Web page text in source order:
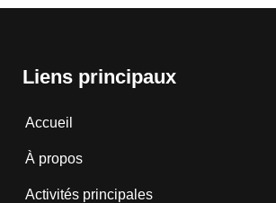
Liens principaux
Accueil
À propos
Activités principales